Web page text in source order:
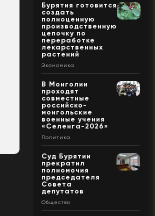
Бурятия готовится
создать
полноценную
производственную
цепочку по
переработке
лекарственных
растений
Экономика
В Монголии
проходят
совместные
российско-
монгольские
военные учения
«Селенга-2026»
Политика
Суд Бурятии
прекратил
полномочия
председателя
Совета
депутатов
Общество